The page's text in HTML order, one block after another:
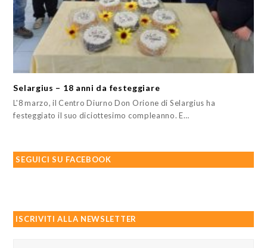
Selargius – 18 anni da festeggiare
L'8 marzo, il Centro Diurno Don Orione di Selargius ha
festeggiato il suo diciottesimo compleanno. E…
SEGUICI SU FACEBOOK
ISCRIVITI ALLA NEWSLETTER